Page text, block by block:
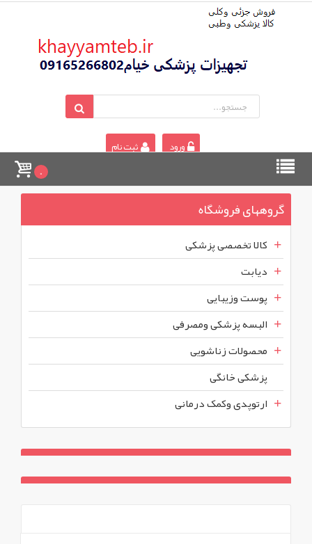
ورود ثبت نام
0
گروههای فروشگاه
کالا تخصصی پزشکی
دیابت
پوست وزیبایی
البسه پزشکی ومصرفی
محصولات زناشویی
پزشکی خانگی
ارتوپدی وکمک درمانی